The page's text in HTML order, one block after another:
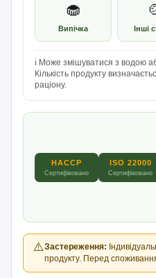
🧁
Випічка Інші
ℹ️ Може змішуватися з водою
Кількість продукту
раціону.
HACCP
Сертифіковано
ISO 22000
Сертифіковано
⚠️Застереження:
продукту. Перед